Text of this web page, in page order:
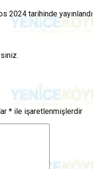
2024 tarihinde yayınlandı
* ile işaretlenmişlerdir